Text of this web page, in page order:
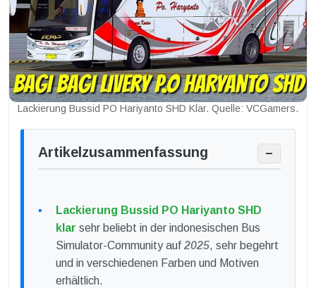
Lackierung Bussid PO Hariyanto SHD Klar. Quelle: VCGamers.
Artikelzusammenfassung −
Lackierung Bussid PO Hariyanto SHD
klar sehr beliebt in der indonesischen Bus
Simulator-Community auf 2025, sehr begehrt
und in verschiedenen Farben und Motiven
erhältlich.